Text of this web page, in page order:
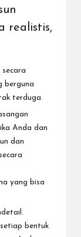
realistis,
berguna
terduga.
Anda dan
dan
yang bisa
bentuk